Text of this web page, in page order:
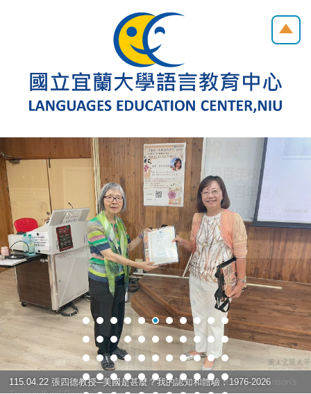
115.04.22 許立欣教授─艾蜜莉・荻瑾蓀的跨文化詩學 (Emily Dickinson's
115.04.22 張四德教授─美國是甚麼？我的認知和體驗：1976-2026